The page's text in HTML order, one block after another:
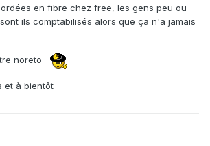
en fibre chez free, les gens peu ou
ils comptabilisés alors que ça n'a jamais
noreto
et à bientôt